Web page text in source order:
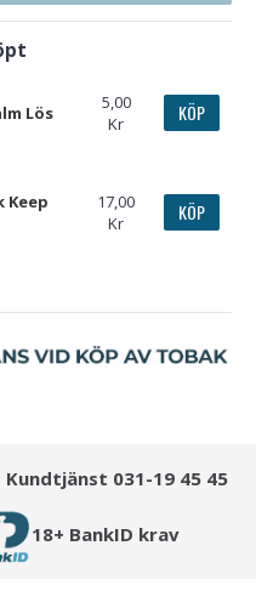
Lös
5,00
Kr
KÖP
Keep
17,00
Kr
KÖP
Kundtjänst 031-19 45 45
18+ BankID krav